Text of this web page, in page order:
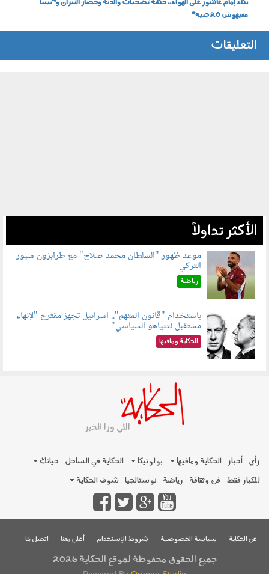
بكاء إمام عاشور على الهواء.. حكاية تضحيات والدته وحصار النيران و"بيتنا
مفيهوش 20 جنيه"
التعليقات
الأكثر تداولاً
090802.jpg
موعد ظهور "السلطان محمد صلاح" مع طرابزون سبور
التركي
رياضة
090801.jpg
باستخدام "قانون المتهم".. إسرائيل تجهز مقترح "لإنهاء
مستقبل نتنياهو السياسي"
الحكاية ومافيها
رأي أخبار الحكاية ومافيها بولوتيكا الحكاية في الساحل
حياتك
للكبار فقط فن وثقافة رياضة نوستالجيا شوف الحكاية
عن الحكاية سياسة الخصوصية شروط الإستخدام أعلن معنا اتصل بنا
جميع الحقوق محفوظة لموقع الحكاية 2026